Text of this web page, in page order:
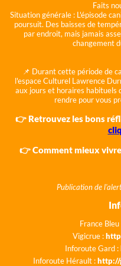
Faits
Situation générale : L'épisode
poursuit. Des baisses de
par endroit, mais jamais
changement
📌 Durant cette période de
l'espace Culturel Lawrence
aux jours et horaires habituels
rendre pour vous
👉 Retrouvez les bons
👉 Comment mieux
Publication de
France
Vigicrue :
Inforoute Gard :
Inforoute Hérault :http://